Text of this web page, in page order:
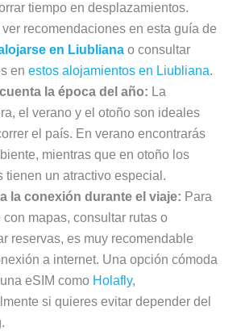
tiempo en desplazamientos.
ver recomendaciones en esta guía de
en Liublianao consultar
en estos alojamientos en Liubliana.
la época del año: La
el verano y el otoño son ideales
el país. En verano encontrarás
mientras que en otoño los
tienen un atractivo especial.
la conexión durante el viaje: Para
con mapas, consultar rutas o
reservas, es muy recomendable
a internet. Una opción cómoda
eSIM como Holafly,
si quieres evitar depender del